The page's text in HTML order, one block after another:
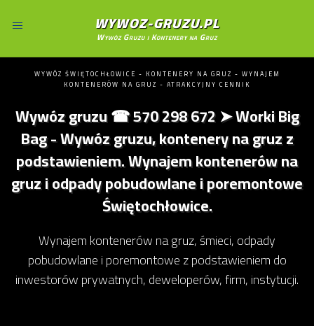
WYWOZ-GRUZU.PL
Wywóz Gruzu i Kontenery na Gruz
WYWÓZ ŚWIĘTOCHŁOWICE - KONTENERY NA GRUZ - WYNAJEM
KONTENERÓW NA GRUZ - ATRAKCYJNY CENNIK
Wywóz gruzu ☎ 570 298 672 ➤ Worki Big
Bag - Wywóz gruzu, kontenery na gruz z
podstawieniem. Wynajem kontenerów na
gruz i odpady pobudowlane i poremontowe
Świętochłowice.
Wynajem kontenerów na gruz, śmieci, odpady
pobudowlane i poremontowe z podstawieniem do
inwestorów prywatnych, deweloperów, firm, instytucji.